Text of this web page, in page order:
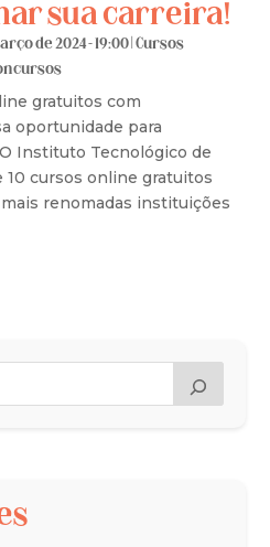
sua carreira!
de 2024 - 19:00|Cursos
gratuitos com
oportunidade para
Instituto Tecnológico de
10 cursos online gratuitos
renomadas instituições